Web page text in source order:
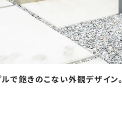
で飽きのこない外観デザイン。